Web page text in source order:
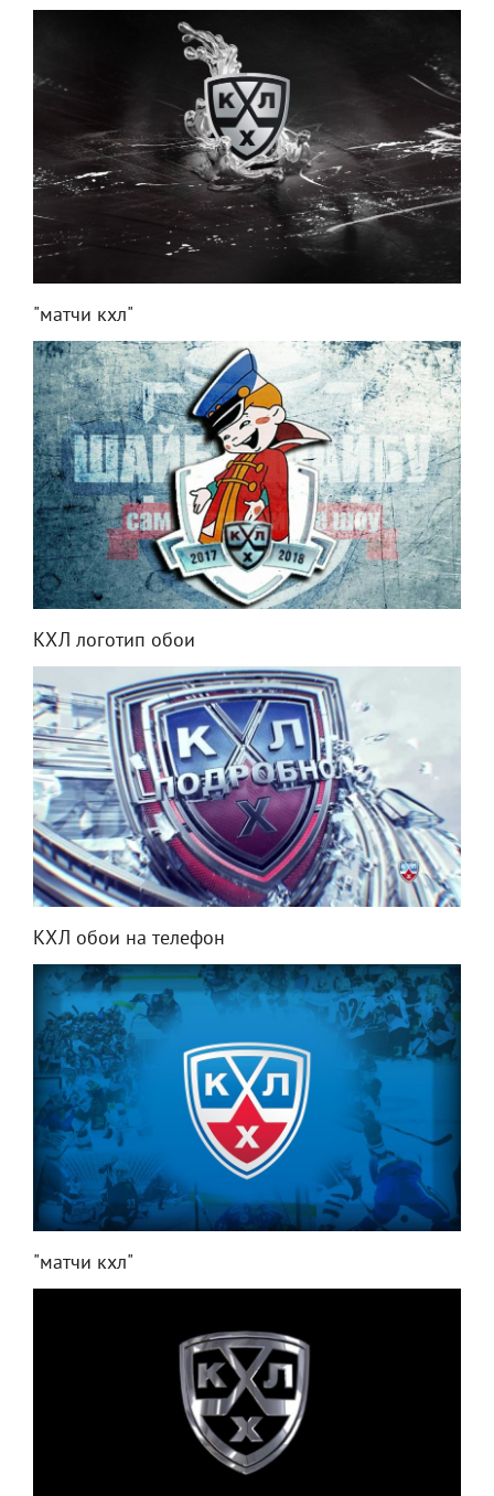
"матчи кхл"
КХЛ логотип обои
КХЛ обои на телефон
"матчи кхл"